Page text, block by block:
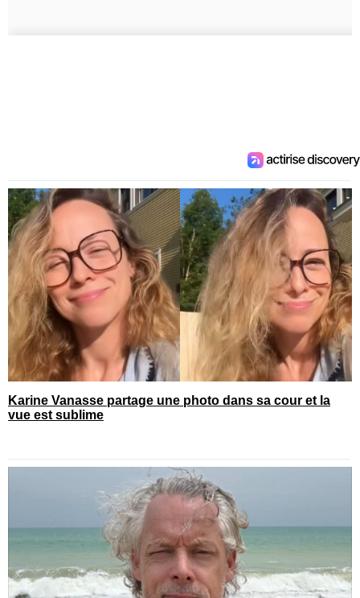
Karine Vanasse partage une photo dans sa cour et la
vue est sublime